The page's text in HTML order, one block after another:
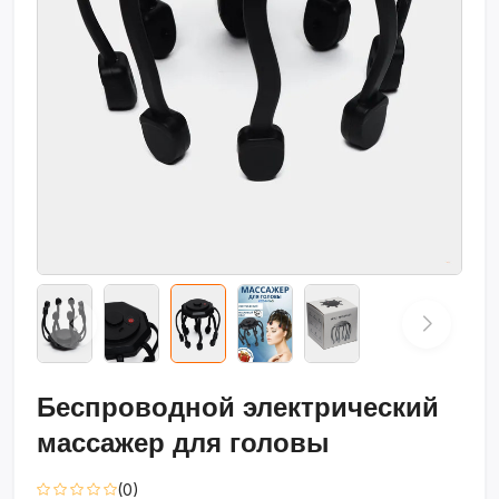
Беспроводной электрический
массажер для головы
(0)